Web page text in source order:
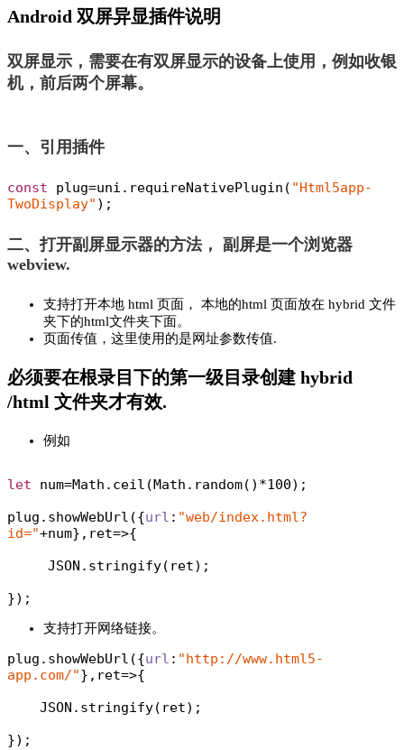
Android 双屏异显插件说明
双屏显示，需要在有双屏显示的设备上使用，例如收银
机，前后两个屏幕。
一、引用插件
const plug=uni.requireNativePlugin( "Html5app-
TwoDisplay" );
二、打开副屏显示器的方法， 副屏是一个浏览器
webview.
支持打开本地 html 页面， 本地的html 页面放在 hybrid 文件
夹下的html文件夹下面。
页面传值，这里使用的是网址参数传值.
必须要在根录目下的第一级目录创建 hybrid
/html 文件夹才有效.
例如
let num=Math .ceil(Math .random()*100);
plug.showWebUrl({url : "web/index.html?
id="+num},ret=>{
JSON .stringify(ret);
});
支持打开网络链接。
plug.showWebUrl({url : "http://www.html5-
app.com/"},ret=>{
JSON .stringify(ret);
});